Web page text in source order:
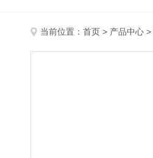
当前位置： 首页 > 产品中心 >